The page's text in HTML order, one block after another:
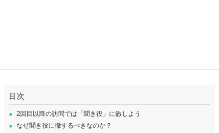
目次
● 2回目以降の訪問では「聞き役」に徹しよう
●
なぜ聞き役に徹するべきなのか？